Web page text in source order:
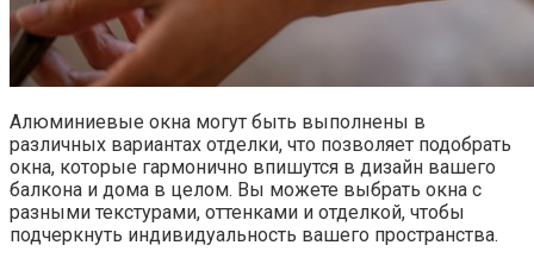
Алюминиевые окна могут быть выполнены в
различных вариантах отделки, что позволяет подобрать
окна, которые гармонично впишутся в дизайн вашего
балкона и дома в целом.​ Вы можете выбрать окна с
разными текстурами, оттенками и отделкой, чтобы
подчеркнуть индивидуальность вашего пространства.